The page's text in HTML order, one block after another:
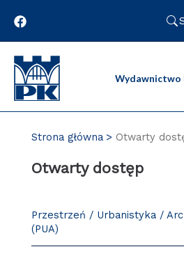
Wydawnictwo
Strona główna Otwarty
Otwarty dostęp
Przestrzeń / Urbanistyka /
(PUA)